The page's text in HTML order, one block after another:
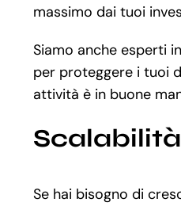
massimo dai tuoi
Siamo anche esperti
per proteggere i tuoi
attività è in buone
Se hai bisogno di